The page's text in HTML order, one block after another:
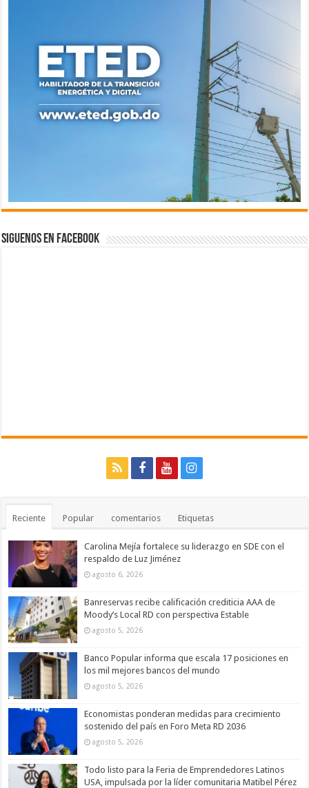
Siguenos en Facebook
Reciente Popular comentarios Etiquetas
Carolina Mejía fortalece su liderazgo en SDE con el
respaldo de Luz Jiménez
agosto 6, 2026
Banreservas recibe calificación crediticia AAA de
Moody’s Local RD con perspectiva Estable
agosto 5, 2026
Banco Popular informa que escala 17 posiciones en
los mil mejores bancos del mundo
agosto 5, 2026
Economistas ponderan medidas para crecimiento
sostenido del país en Foro Meta RD 2036
agosto 5, 2026
Todo listo para la Feria de Emprendedores Latinos
USA, impulsada por la líder comunitaria Matibel Pérez